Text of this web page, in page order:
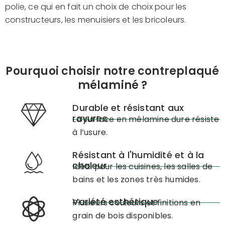
polie, ce qui en fait un choix de choix pour les
constructeurs, les menuisiers et les bricoleurs.
Pourquoi choisir notre contreplaqué
mélaminé ?
Durable et résistant aux
rayures
La surface en mélamine dure résiste
à l’usure.
Résistant à l'humidité et à la
chaleur
Idéal pour les cuisines, les salles de
bains et les zones très humides.
Variété esthétique
Plusieurs couleurs et finitions en
grain de bois disponibles.